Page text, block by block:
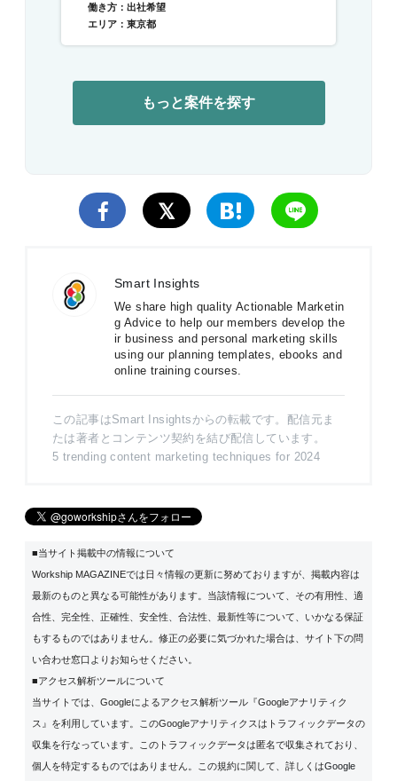
働き方：出社希望
エリア：東京都
もっと案件を探す
Smart Insights
We share high quality Actionable Marketin
g Advice to help our members develop the
ir business and personal marketing skills
using our planning templates, ebooks and
online training courses.
この記事はSmart Insightsからの転載です。配信元ま
たは著者とコンテンツ契約を結び配信しています。
5 trending content marketing techniques for 2024
■当サイト掲載中の情報について
Workship MAGAZINEでは日々情報の更新に努めておりますが、掲載内容は
最新のものと異なる可能性があります。当該情報について、その有用性、適
合性、完全性、正確性、安全性、合法性、最新性等について、いかなる保証
もするものではありません。修正の必要に気づかれた場合は、サイト下の問
い合わせ窓口よりお知らせください。
■アクセス解析ツールについて
当サイトでは、Googleによるアクセス解析ツール『Googleアナリティク
ス』を利用しています。このGoogleアナリティクスはトラフィックデータの
収集を行なっています。このトラフィックデータは匿名で収集されており、
個人を特定するものではありません。この規約に関して、詳しくはGoogle